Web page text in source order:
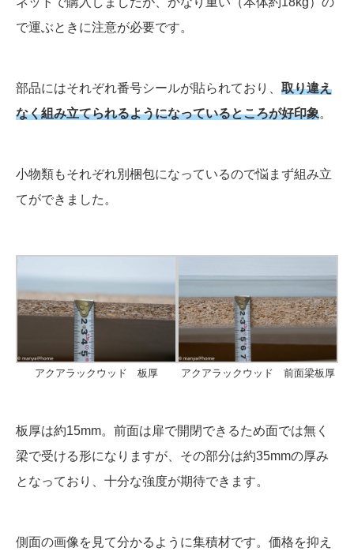
で運ぶときに注意が必要です。
部品にはそれぞれ番号シールが貼られており、 取り違え
なく組み立てられるようになっているところが好印象。
小物類もそれぞれ別梱包になっているので悩まず組み立
てができました。
アクアラックウッド 板厚 アクアラックウッド 前面梁板厚
板厚は約15mm。前面は扉で開閉できるため面では無く
梁で受ける形になりますが、その部分は約35mmの厚み
となっており、十分な強度が期待できます。
側面の画像を見て分かるように集積材です。価格を抑え